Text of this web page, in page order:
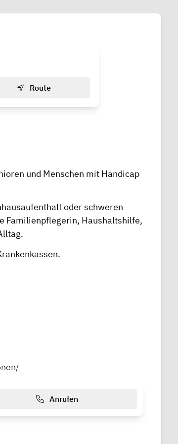
Route
und Menschen mit Handicap
oder schweren
Familienpflegerin, Haushaltshilfe,
Anrufen